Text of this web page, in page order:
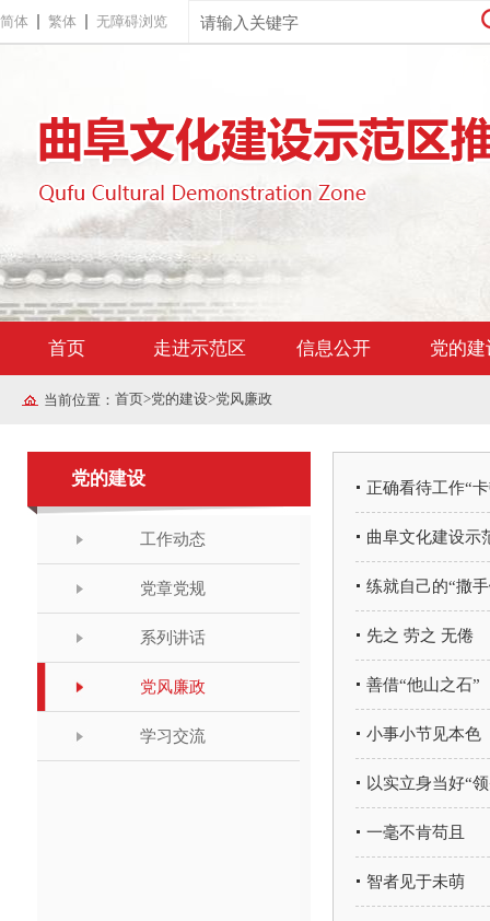
简体 繁体 无障碍浏览
首页 走进示范区 信息公开 党的建
当前位置： 首页>党的建设>党风廉政
党的建设
工作动态
党章党规
系列讲话
党风廉政
学习交流
正确看待工作“
曲阜文化建设示
练就自己的“撒
先之 劳之 无倦
善借“他山之石”
小事小节见本色
以实立身当好“
一毫不肯苟且
智者见于未萌